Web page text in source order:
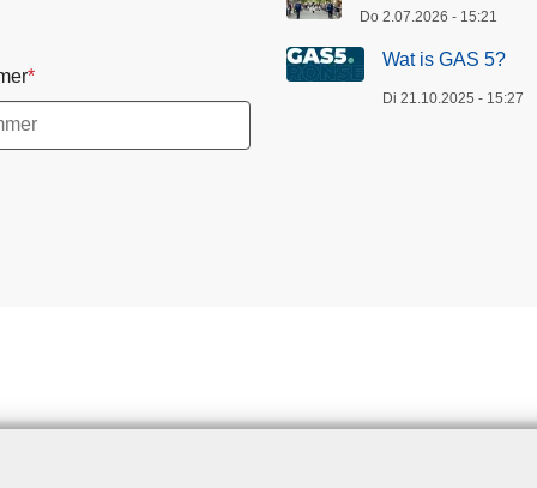
Do 2.07.2026 - 15:21
Wat is GAS 5?
Di 21.10.2025 - 15:27